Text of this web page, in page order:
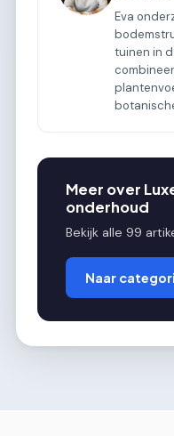
Eva
tuinen in
Meer over
onderhoud
Bekijk alle 99
Naar